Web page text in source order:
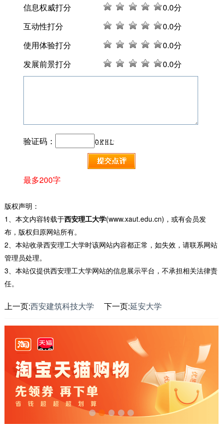
信息权威打分 0.0分
互动性打分
0.0分
使用体验打分
0.0分
发展前景打分
0.0分
验证码：
最多200字
版权声明：
1、本文内容转载于西安理工大学(www.xaut.edu.cn)，或有会员发
布，版权归原网站所有。
2、本站收录西安理工大学时该网站内容都正常，如失效，请联系网站
管理员处理。
3、本站仅提供西安理工大学网站的信息展示平台，不承担相关法律责
任。
上一页:西安建筑科技大学 下一页:延安大学